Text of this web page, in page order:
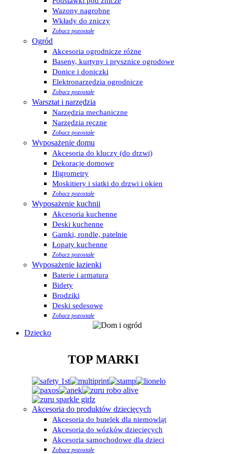
Wazony nagrobne
Wkłady do zniczy
Zobacz pozostałe
Ogród
Akcesoria ogrodnicze różne
Baseny, kurtyny i prysznice ogrodowe
Donice i doniczki
Elektronarzędzia ogrodnicze
Zobacz pozostałe
Warsztat i narzędzia
Narzędzia mechaniczne
Narzędzia ręczne
Zobacz pozostałe
Wyposażenie domu
Akcesoria do kluczy (do drzwi)
Dekoracje domowe
Higrometry
Moskitiery i siatki do drzwi i okien
Zobacz pozostałe
Wyposażenie kuchnii
Akcesoria kuchenne
Deski kuchenne
Garnki, rondle, patelnie
Łopaty kuchenne
Zobacz pozostałe
Wyposażenie łazienki
Baterie i armatura
Bidety
Brodziki
Deski sedesowe
Zobacz pozostałe
Dziecko
TOP MARKI
Akcesoria do produktów dziecięcych
Akcesoria do butelek dla niemowląt
Akcesoria do wózków dziecięcych
Akcesoria samochodowe dla dzieci
Zobacz pozostałe